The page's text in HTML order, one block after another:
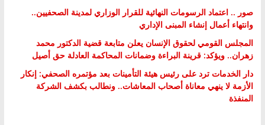
صور .. اعتماد الرسومات النهائية للقرار الوزاري لمدينة الصحفيين..
وانتهاء أعمال إنشاء المبنى الإداري
المجلس القومي لحقوق الإنسان يعلن متابعة قضية الدكتور محمد
زهران.. ويؤكد: قرينة البراءة وضمانات المحاكمة العادلة حق أصيل
دار الخدمات ترد على رئيس هيئة التأمينات بعد مؤتمره الصحفي: إنكار
الأزمة لا ينهي معاناة أصحاب المعاشات.. ونطالب بكشف الشركة
المنفذة